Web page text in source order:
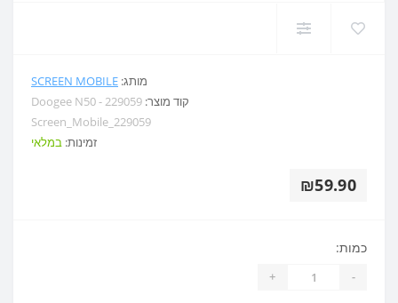
מותג: SCREEN MOBILE
קוד מוצר: Doogee N50 - 229059
Screen_Mobile_229059
זמינות: במלאי
₪59.90
כמות:
-
+